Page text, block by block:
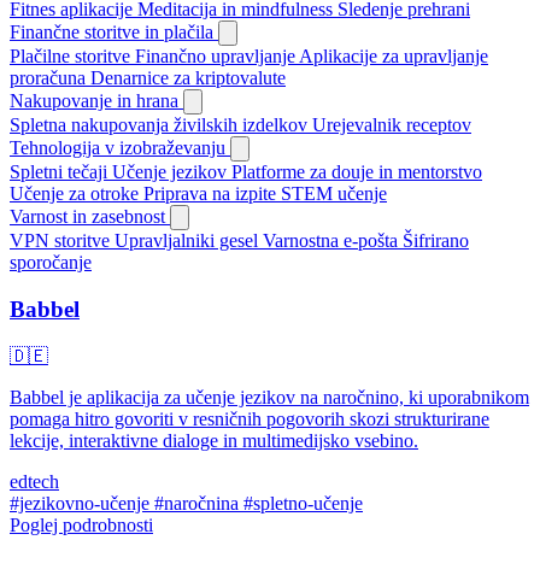
Fitnes aplikacije Meditacija in mindfulness Sledenje prehrani
Finančne storitve in plačila
Plačilne storitve Finančno upravljanje Aplikacije za upravljanje
proračuna Denarnice za kriptovalute
Nakupovanje in hrana
Spletna nakupovanja živilskih izdelkov Urejevalnik receptov
Tehnologija v izobraževanju
Spletni tečaji Učenje jezikov Platforme za douje in mentorstvo
Učenje za otroke Priprava na izpite STEM učenje
Varnost in zasebnost
VPN storitve Upravljalniki gesel Varnostna e-pošta Šifrirano
sporočanje
Babbel
🇩🇪
Babbel je aplikacija za učenje jezikov na naročnino, ki uporabnikom
pomaga hitro govoriti v resničnih pogovorih skozi strukturirane
lekcije, interaktivne dialoge in multimedijsko vsebino.
edtech
#jezikovno-učenje #naročnina #spletno-učenje
Poglej podrobnosti